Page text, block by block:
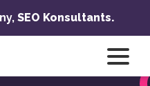
SEO Konsultants.